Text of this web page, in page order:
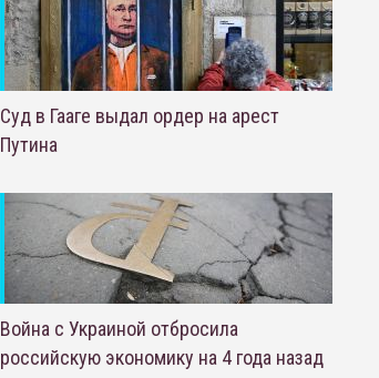
Суд в Гааге выдал ордер на арест
Путина
Война с Украиной отбросила
российскую экономику на 4 года назад